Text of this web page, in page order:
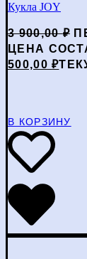
Кукла JOY
3 900,00₽
ЦЕНА
500,00₽
В КОРЗИНУ